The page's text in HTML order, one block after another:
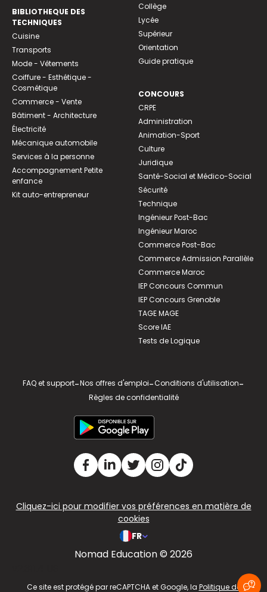
BIBLIOTHEQUE DES
TECHNIQUES
Cuisine
Transports
Mode - Vêtements
Coiffure - Esthétique -
Cosmétique
Commerce - Vente
Bâtiment - Architecture
Électricité
Mécanique automobile
Services à la personne
Accompagnement Petite
enfance
Kit auto-entrepreneur
Collège
Lycée
Supérieur
Orientation
Guide pratique
CONCOURS
CRPE
Administration
Animation-Sport
Culture
Juridique
Santé-Social et Médico-Social
Sécurité
Technique
Ingénieur Post-Bac
Ingénieur Maroc
Commerce Post-Bac
Commerce Admission Parallèle
Commerce Maroc
IEP Concours Commun
IEP Concours Grenoble
TAGE MAGE
Score IAE
Tests de Logique
FAQ et support-Nos offres d'emploi-Conditions d'utilisation-
Règles de confidentialité
Cliquez-ici pour modifier vos préférences en matière de
cookies
FR
Nomad Education © 2026
Ce site est protégé par reCAPTCHA et Google, la Politique de